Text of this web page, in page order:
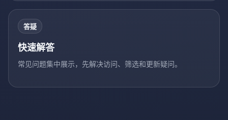
答疑
快速解答
常见问题集中展示，先解决访问、筛选和更新疑问。